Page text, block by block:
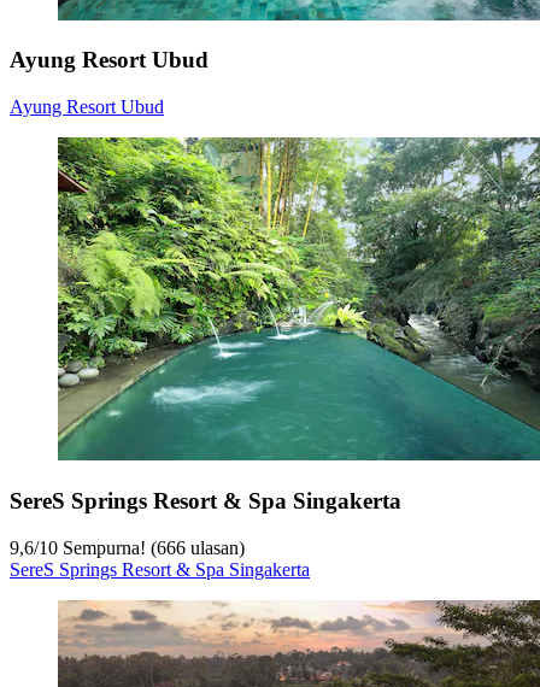
Ayung Resort Ubud
Ayung Resort Ubud
SereS Springs Resort & Spa Singakerta
9,6/10 Sempurna! (666 ulasan)
SereS Springs Resort & Spa Singakerta